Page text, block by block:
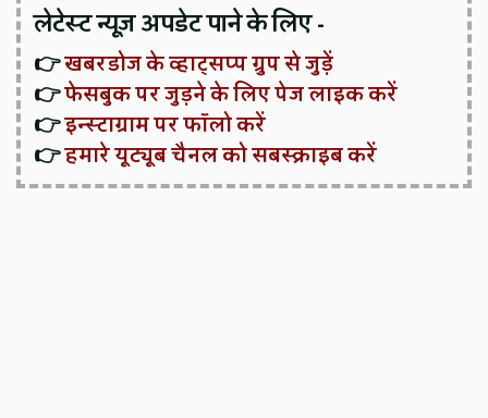
लेटेस्ट न्यूज़ अपडेट पाने के लिए -
👉खबरडोज के व्हाट्सप्प ग्रुप से जुड़ें
👉फेसबुक पर जुड़ने के लिए पेज लाइक करें
👉इन्स्टाग्राम पर फॉलो करें
👉हमारे यूट्यूब चैनल को सबस्क्राइब करें